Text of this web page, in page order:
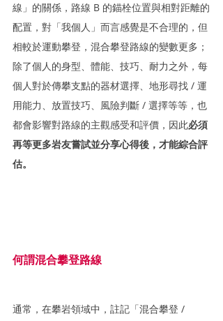
線」的關係，路線 B 的錨栓位置與相對距離的
配置，對「我個人」而言感覺是不合理的，但
相較於運動攀登，混合攀登路線的變數更多；
除了個人的身型、體能、技巧、耐力之外，每
個人對於傳攀支點的器材選擇、地形尋找 / 運
用能力、放置技巧、風險判斷 / 選擇等等，也
都會影響對路線的主觀感受和評價，因此必須
再等更多岩友嘗試並分享心得後，才能綜合評
估。
何謂混合攀登路線
通常，在攀岩領域中，註記「混合攀登 /